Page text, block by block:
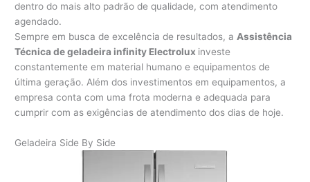
dentro do mais alto padrão de qualidade, com atendimento
agendado.
Sempre em busca de excelência de resultados, aAssistência
Técnica de geladeira infinity Electrolux investe
constantemente em material humano e equipamentos de
última geração. Além dos investimentos em equipamentos, a
empresa conta com uma frota moderna e adequada para
cumprir com as exigências de atendimento dos dias de hoje.
Geladeira Side By Side